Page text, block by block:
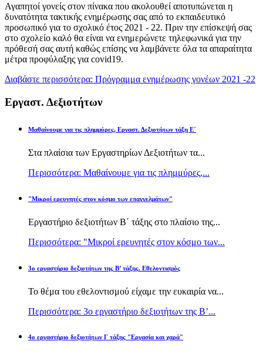
Αγαπητοί γονείς στον πίνακα που ακολουθεί αποτυπώνεται η
δυνατότητα τακτικής ενημέρωσης σας από το εκπαιδευτικό
προσωπικό για το σχολικό έτος 2021 - 22. Πριν την επίσκεψή σας
στο σχολείο καλό θα είναι να ενημερώνετε τηλεφωνικά για την
πρόθεσή σας αυτή καθώς επίσης να λαμβάνετε όλα τα απαραίτητα
μέτρα προφύλαξης για covid19.
Διαβάστε περισσότερα: Πρόγραμμα ενημέρωσης γονέων 2021 -22
Εργαστ. Δεξιοτήτων
Μαθαίνουμε για τις πλημμύρες, Εργαστ. Δεξιοτήτων τάξη Ε΄
Στα πλαίσια των Εργαστηρίων Δεξιοτήτων τα...
Περισσότερα: Μαθαίνουμε για τις πλημμύρες,...
"Μικροί ερευνητές στον κόσμο των επαγγελμάτων"
Εργαστήριο δεξιοτήτων Β΄ τάξης στο πλαίσιο της...
Περισσότερα: "Μικροί ερευνητές στον κόσμο των...
3ο εργαστήριο δεξιοτήτων της Β’ τάξης. Εθελοντισμός
Το θέμα του εθελοντισμού είχαμε την ευκαιρία να...
Περισσότερα: 3ο εργαστήριο δεξιοτήτων της Β’...
4ο εργαστήριο δεξιοτήτων Γ τάξης "Εργασία και χαρά"